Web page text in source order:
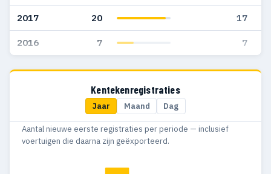
2017 20 17
2016 7 7
Kentekenregistraties
Jaar Maand Dag
Aantal nieuwe eerste registraties per periode — inclusief
voertuigen die daarna zijn geëxporteerd.